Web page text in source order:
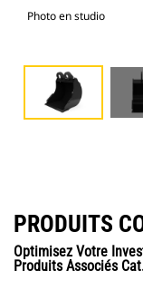
Photo en studio
PRODUITS
Optimisez Votre
Produits Associés